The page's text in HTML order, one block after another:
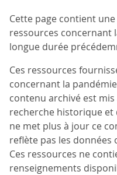
Cette page contient
ressources concernant
longue durée
Ces ressources
concernant la
contenu archivé est
recherche historique et
ne met plus à jour ce
reflète pas les données
Ces ressources ne
renseignements